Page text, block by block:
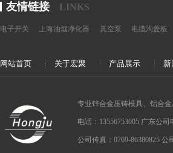
友情链接 LINKS
电子开关 上海油烟净化器 真空泵 电缆沟盖板
网站首页 关于宏聚 产品展示
专业锌合金压铸模具、铝合
电话：13556753005 广东公司
公司传真：0769-86380825